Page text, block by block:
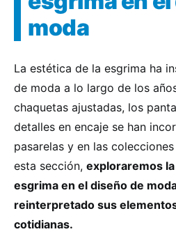
moda
La estética de la esgrima ha
de moda a lo largo de los
chaquetas ajustadas, los
detalles en encaje se han
pasarelas y en las
esta sección, exploraremos
esgrima en el diseño de
reinterpretado sus
cotidianas.